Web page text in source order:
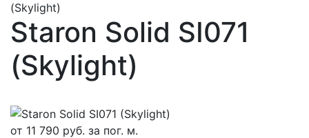
(Skylight)
Staron Solid SI071
(Skylight)
от 11 790 руб. за пог. м.